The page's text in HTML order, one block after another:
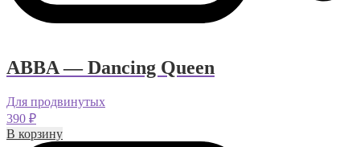
ABBA — Dancing Queen
Для продвинутых
390 ₽
В корзину